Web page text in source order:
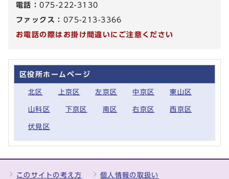
電話：075-222-3130
ファックス： 075-213-3366
お電話の際はお掛け間違いにご注意ください
区役所ホームページ
北区 上京区 左京区 中京区 東山区
山科区 下京区 南区 右京区 西京区
伏見区
このサイトの考え方 個人情報の取扱い